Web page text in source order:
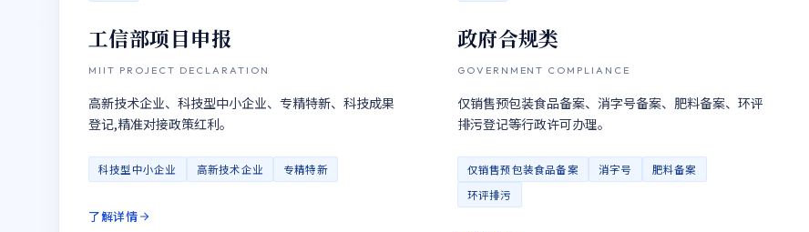
工信部项目申报
MIIT PROJECT DECLARATION
高新技术企业、科技型中小企业、专精特新、科技成果
登记,精准对接政策红利。
科技型中小企业 高新技术企业 专精特新
了解详情
政府合规类
GOVERNMENT COMPLIANCE
仅销售预包装食品备案、消字号备案、肥料备案、环评
排污登记等行政许可办理。
仅销售预包装食品备案 消字号
肥料备案
环评排污